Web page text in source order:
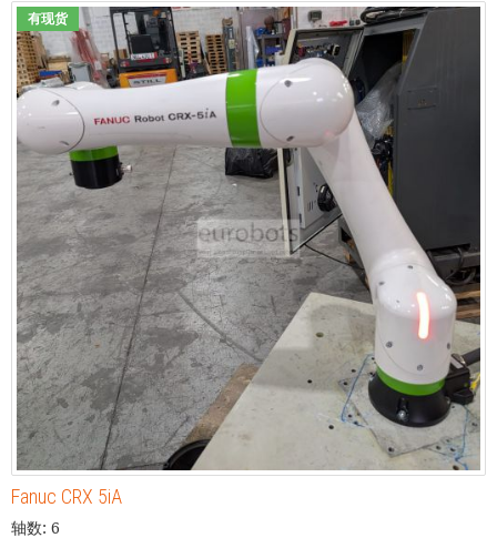
有现货
Fanuc CRX 5iA
轴数: 6